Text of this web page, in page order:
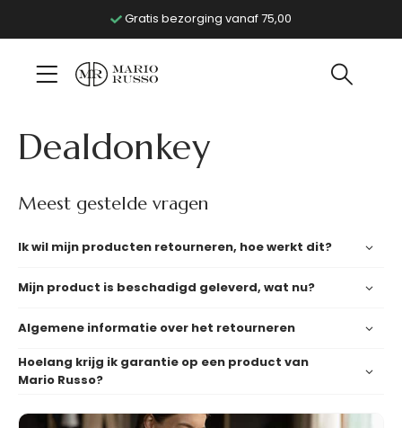
Gratis bezorging vanaf 75,00
Dealdonkey
Meest gestelde vragen
Ik wil mijn producten retourneren, hoe werkt dit?
Mijn product is beschadigd geleverd, wat nu?
Algemene informatie over het retourneren
Hoelang krijg ik garantie op een product van
Mario Russo?